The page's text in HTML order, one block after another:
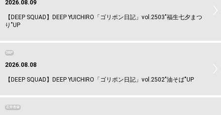
2026.08.09
【DEEP SQUAD】DEEP YUICHIRO「ゴリポン日記」vol.2503"福生七夕まつ
り"UP
DEEP
2026.08.08
【DEEP SQUAD】DEEP YUICHIRO「ゴリポン日記」vol.2502"油そば"UP
石井杏奈